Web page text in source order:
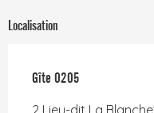
Localisation
Gîte 0205